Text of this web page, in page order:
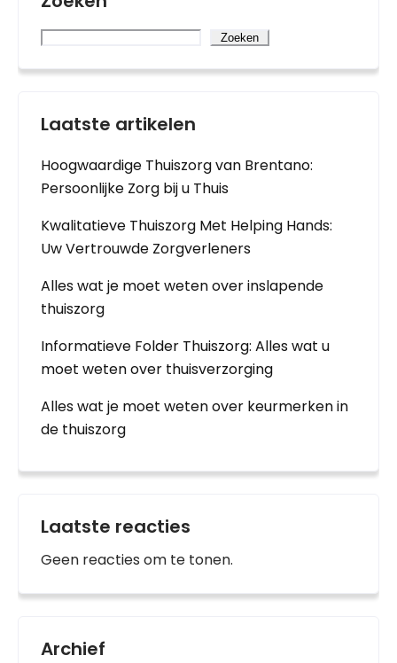
Zoeken
Laatste artikelen
Hoogwaardige Thuiszorg van Brentano:
Persoonlijke Zorg bij u Thuis
Kwalitatieve Thuiszorg Met Helping Hands:
Uw Vertrouwde Zorgverleners
Alles wat je moet weten over inslapende
thuiszorg
Informatieve Folder Thuiszorg: Alles wat u
moet weten over thuisverzorging
Alles wat je moet weten over keurmerken in
de thuiszorg
Laatste reacties
Geen reacties om te tonen.
Archief